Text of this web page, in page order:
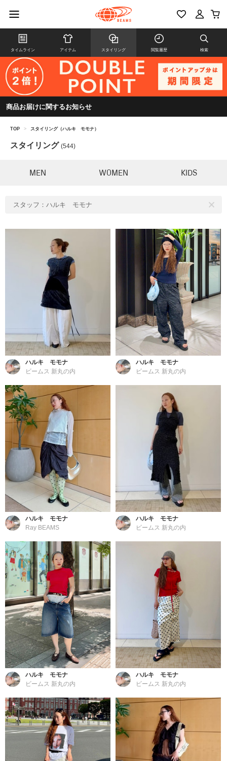
タイムライン アイテム スタイリング 閲覧履歴 検索
商品お届けに関するお知らせ
TOP > スタイリング（ハルキ モモナ）
スタイリング (544)
MEN WOMEN KIDS
スタッフ：ハルキ モモナ
ハルキ モモナ
ビームス 新丸の内
ハルキ モモナ
ビームス 新丸の内
ハルキ モモナ
Ray BEAMS
ハルキ モモナ
ビームス 新丸の内
ハルキ モモナ
ビームス 新丸の内
ハルキ モモナ
ビームス 新丸の内